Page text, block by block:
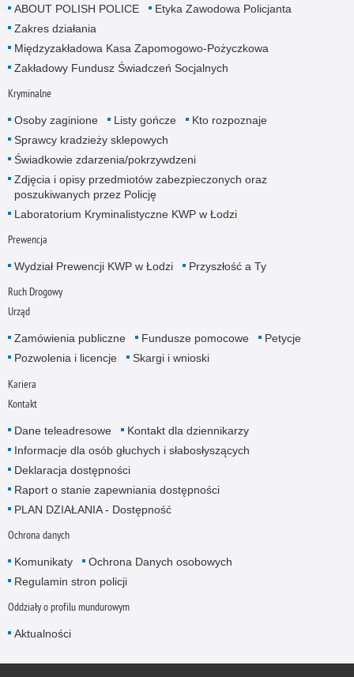
ABOUT POLISH POLICE
Etyka Zawodowa Policjanta
Zakres działania
Międzyzakładowa Kasa Zapomogowo-Pożyczkowa
Zakładowy Fundusz Świadczeń Socjalnych
Kryminalne
Osoby zaginione Listy gończe
Kto rozpoznaje
Sprawcy kradzieży sklepowych
Świadkowie zdarzenia/pokrzywdzeni
Zdjęcia i opisy przedmiotów zabezpieczonych oraz
poszukiwanych przez Policję
Laboratorium Kryminalistyczne KWP w Łodzi
Prewencja
Wydział Prewencji KWP w Łodzi Przyszłość a Ty
Ruch Drogowy
Urząd
Zamówienia publiczne Fundusze pomocowe
Petycje
Pozwolenia i licencje
Skargi i wnioski
Kariera
Kontakt
Dane teleadresowe
Kontakt dla dziennikarzy
Informacje dla osób głuchych i słabosłyszących
Deklaracja dostępności
Raport o stanie zapewniania dostępności
PLAN DZIAŁANIA - Dostępność
Ochrona danych
Komunikaty
Ochrona Danych osobowych
Regulamin stron policji
Oddziały o profilu mundurowym
Aktualności